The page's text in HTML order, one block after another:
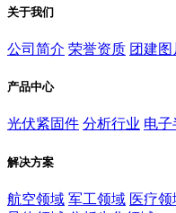
关于我们
公司简介 荣誉资质 团建图
产品中心
光伏紧固件 分析行业 电子
解决方案
航空领域 军工领域 医疗领